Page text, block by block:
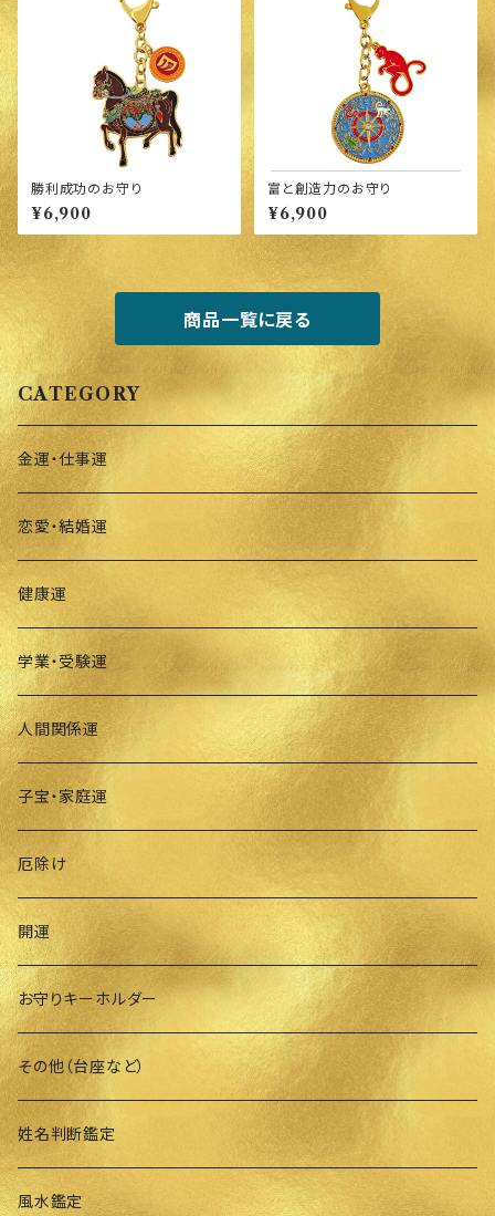
勝利成功のお守り
¥6,900
富と創造力のお守り
¥6,900
商品一覧に戻る
CATEGORY
金運・仕事運
恋愛・結婚運
健康運
学業・受験運
人間関係運
子宝・家庭運
厄除け
開運
お守りキーホルダー
その他（台座など）
姓名判断鑑定
風水鑑定